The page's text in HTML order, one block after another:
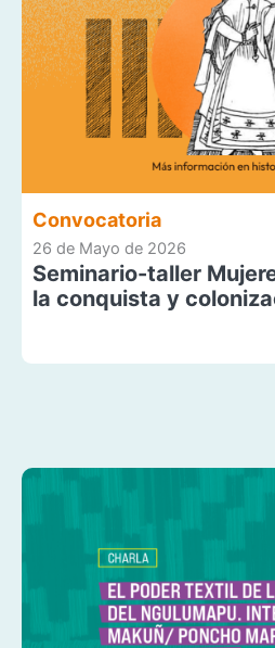
Convocatoria
26 de Mayo de 2026
Seminario-taller
la conquista y